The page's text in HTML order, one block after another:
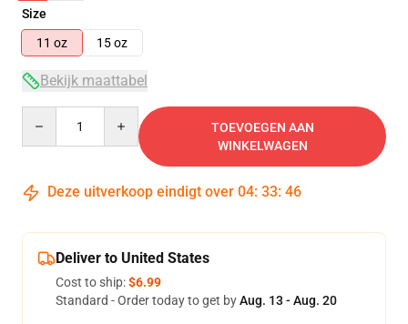
Size
11 oz
15 oz
Bekijk maattabel
TOEVOEGEN AAN
WINKELWAGEN
Deze uitverkoop eindigt over 04: 33: 46
Deliver to United States
Cost to ship:$6.99
Standard - Order today to get byAug. 13 - Aug. 20